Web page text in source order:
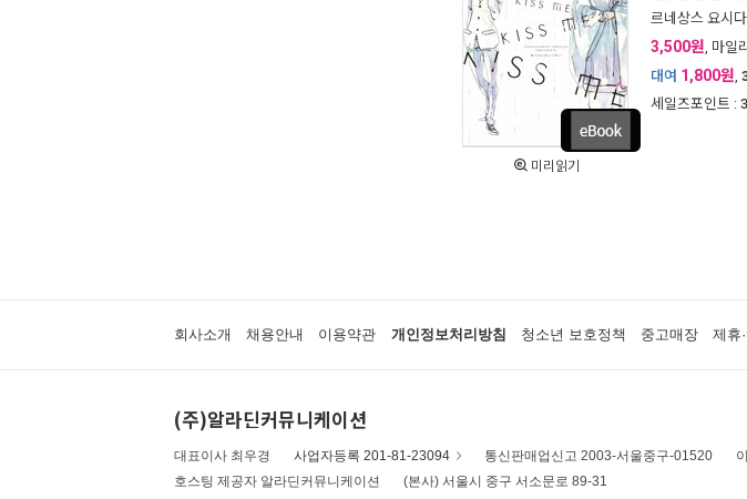
미리읽기
르네상스 요시다
3,500원 , 마일
대여 1,800원
세일즈포인트 :
회사소개 채용안내 이용약관 개인정보처리방침 청소년 보호정책 중고매장 제휴
(주)알라딘커뮤니케이션
대표이사 최우경 사업자등록 201-81-23094 통신판매업신고 2003-서울중구-01520
호스팅 제공자 알라딘커뮤니케이션
(본사) 서울시 중구 서소문로 89-31